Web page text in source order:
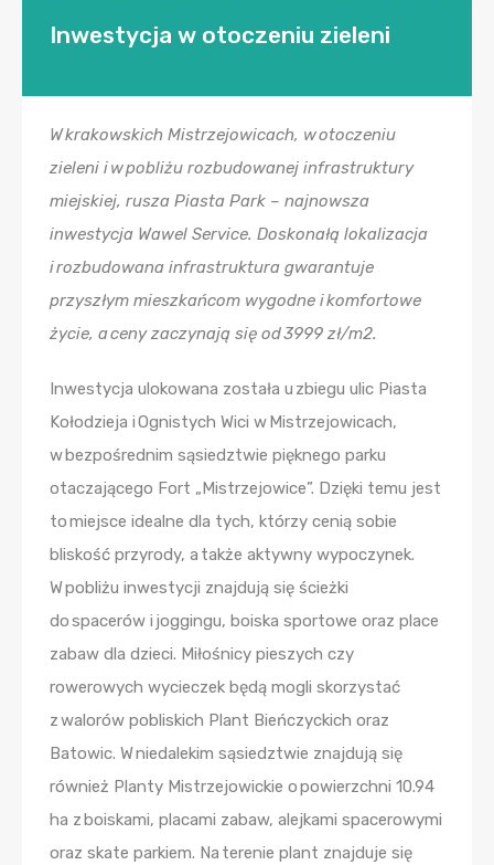
Inwestycja w otoczeniu zieleni
W krakowskich Mistrzejowicach, w otoczeniu
zieleni i w pobliżu rozbudowanej infrastruktury
miejskiej, rusza Piasta Park – najnowsza
inwestycja Wawel Service. Doskonałą lokalizacja
i rozbudowana infrastruktura gwarantuje
przyszłym mieszkańcom wygodne i komfortowe
życie, a ceny zaczynają się od 3999 zł/m2.
Inwestycja ulokowana została u zbiegu ulic Piasta
Kołodzieja i Ognistych Wici w Mistrzejowicach,
w bezpośrednim sąsiedztwie pięknego parku
otaczającego Fort „Mistrzejowice”. Dzięki temu jest
to miejsce idealne dla tych, którzy cenią sobie
bliskość przyrody, a także aktywny wypoczynek.
W pobliżu inwestycji znajdują się ścieżki
do spacerów i joggingu, boiska sportowe oraz place
zabaw dla dzieci. Miłośnicy pieszych czy
rowerowych wycieczek będą mogli skorzystać
z walorów pobliskich Plant Bieńczyckich oraz
Batowic. W niedalekim sąsiedztwie znajdują się
również Planty Mistrzejowickie o powierzchni 10.94
ha z boiskami, placami zabaw, alejkami spacerowymi
oraz skate parkiem. Na terenie plant znajduje się